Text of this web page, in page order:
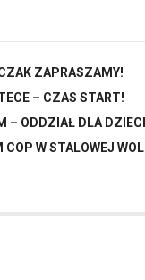
ZAPRASZAMY!
– CZAS START!
– ODDZIAŁ DLA DZIECI
W STALOWEJ WOLI